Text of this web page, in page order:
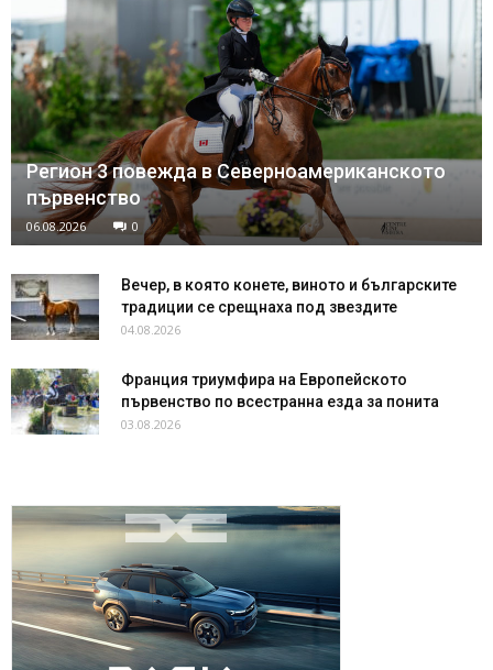
Регион 3 повежда в Северноамериканското
първенство
06.08.2026 0
Вечер, в която конете, виното и българските
традиции се срещнаха под звездите
04.08.2026
Франция триумфира на Европейското
първенство по всестранна езда за понита
03.08.2026